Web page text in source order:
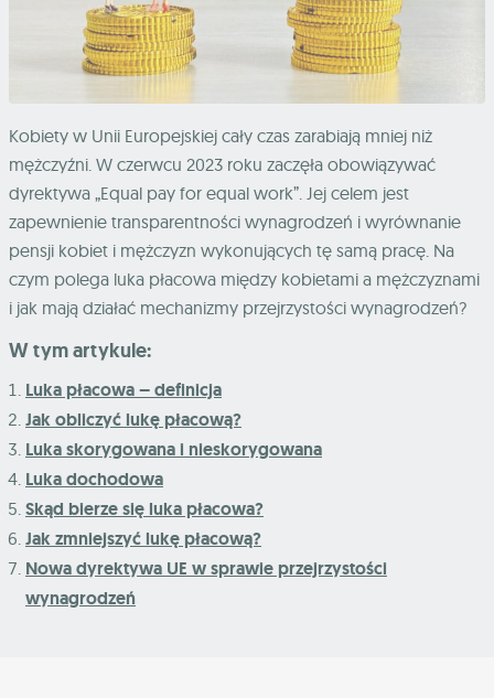
Kobiety w Unii Europejskiej cały czas zarabiają mniej niż
mężczyźni. W czerwcu 2023 roku zaczęła obowiązywać
dyrektywa „Equal pay for equal work”. Jej celem jest
zapewnienie transparentności wynagrodzeń i wyrównanie
pensji kobiet i mężczyzn wykonujących tę samą pracę. Na
czym polega luka płacowa między kobietami a mężczyznami
i jak mają działać mechanizmy przejrzystości wynagrodzeń?
W tym artykule:
Luka płacowa – definicja
Jak obliczyć lukę płacową?
Luka skorygowana i nieskorygowana
Luka dochodowa
Skąd bierze się luka płacowa?
Jak zmniejszyć lukę płacową?
Nowa dyrektywa UE w sprawie przejrzystości
wynagrodzeń